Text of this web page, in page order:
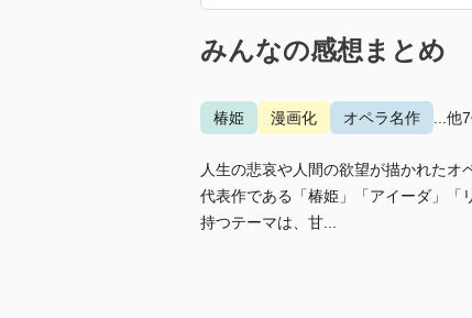
みんなの感想まとめ
椿姫 漫画化 オペラ名作 ...他
人生の悲哀や人間の欲望が描かれた
代表作である「椿姫」「アイーダ」「
持つテーマは、甘...